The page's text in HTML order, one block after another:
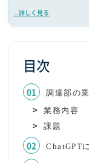
...詳しく見る
目次
調達部の
業務内容
課題
ChatGPT